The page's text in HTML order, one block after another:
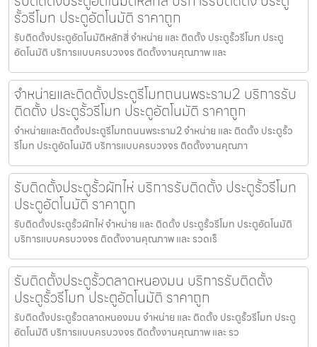
รั้วรีโมท ประตูอัตโนมัติ ราคาถูก
รับติดตั้งประตูอัตโนมัติหลักสี่ จำหน่าย และ ติดตั้ง ประตูรั้วรีโมท ประตู
อัตโนมัติ บริการแบบครบวงจร ติดตั้งงานคุณภาพ และ
จำหน่ายและติดตั้งประตูรีโมทถนนพระราม2 บริการรับ
ติดตั้ง ประตูรั้วรีโมท ประตูอัตโนมัติ ราคาถูก
จำหน่ายและติดตั้งประตูรีโมทถนนพระราม2 จำหน่าย และ ติดตั้ง ประตูรั้ว
รีโมท ประตูอัตโนมัติ บริการแบบครบวงจร ติดตั้งงานคุณภา
รับติดตั้งประตูรั้วผักไห่ บริการรับติดตั้ง ประตูรั้วรีโมท
ประตูอัตโนมัติ ราคาถูก
รับติดตั้งประตูรั้วผักไห่ จำหน่าย และ ติดตั้ง ประตูรั้วรีโมท ประตูอัตโนมัติ
บริการแบบครบวงจร ติดตั้งงานคุณภาพ และ รวดเร็
รับติดตั้งประตูรั้วตลาดหนองมน บริการรับติดตั้ง
ประตูรั้วรีโมท ประตูอัตโนมัติ ราคาถูก
รับติดตั้งประตูรั้วตลาดหนองมน จำหน่าย และ ติดตั้ง ประตูรั้วรีโมท ประตู
อัตโนมัติ บริการแบบครบวงจร ติดตั้งงานคุณภาพ และ รว